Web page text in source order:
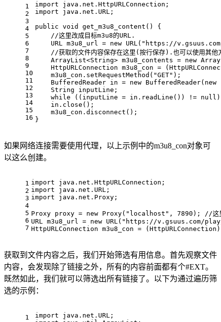
1
2
3
4
5
6
7
8
9
10
11
12
13
14
15
16
import java.net.HttpURLConnection;
import java.net.URL;
public void get_m3u8_content ()
{
//这里改成目标m3u8的URL.
URL m3u8_url = new URL( "https://
//获取的文件内容保存在这里(按行保存).也可以使用其
    ArrayList<String> m3u8_contents =
new
HttpURLConnection m3u8_con =
    m3u8_con.setRequestMethod(
"GET" );
BufferedReader in = new BufferedReader( new
    String inputLine;
while ((inputLine = in.readLine()) != null
    in.close();
    m3u8_con.disconnect();
}
如果网络连接需要使用代理，以上示例中的m3u8_con对象可
以这么创建。
1
2
3
4
5
6
7
import java.net.HttpURLConnection;
import java.net.URL;
import java.net.Proxy;
Proxy proxy = new Proxy( "localhost" , 7890 ); //这
URL m3u8_url = new URL( "https://v.gsuus.com/
HttpURLConnection m3u8_con =
获取到文件内容之后，我们开始筛选有用信息。首先观察文件
内容，会发现除了链接之外，所有的内容前面都有个#EXT。
既然如此，我们就可以筛选出所有链接了。以下为通过遍历筛
选的示例：
1
import java.net.URL;